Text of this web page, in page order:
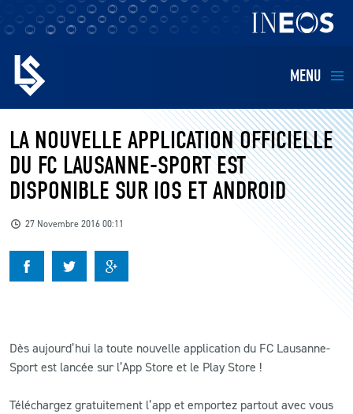
MENU
EQUIPES
BILLETTERIE
FANS
KIDS
RESTAURATION
LA NOUVELLE APPLICATION OFFICIELLE
DU FC LAUSANNE-SPORT EST
DISPONIBLE SUR IOS ET ANDROID
27 Novembre 2016 00:11
Dès aujourd’hui la toute nouvelle application du FC Lausanne-
Sport est lancée sur l’App Store et le Play Store !
Téléchargez gratuitement l’app et emportez partout avec vous